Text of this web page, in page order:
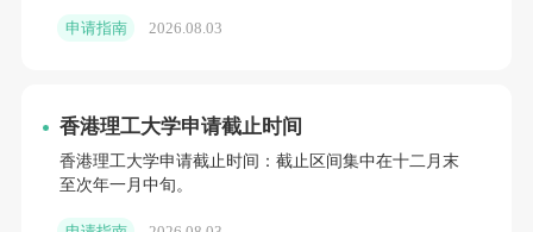
申请指南 2026.08.03
香港理工大学申请截止时间
香港理工大学申请截止时间：截止区间集中在十二月末
至次年一月中旬。